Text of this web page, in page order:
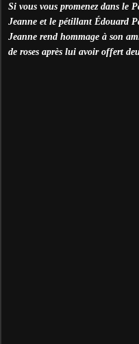
Si vous vous promenez dans le
Jeanne et le pétillant Édouard
Jeanne rend hommage à son
de roses après lui avoir offert